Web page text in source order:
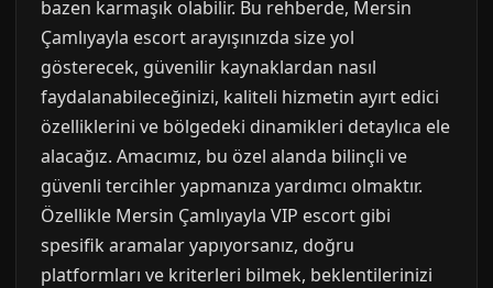
bazen karmaşık olabilir. Bu rehberde, Mersin
Çamlıyayla escort arayışınızda size yol
gösterecek, güvenilir kaynaklardan nasıl
faydalanabileceğinizi, kaliteli hizmetin ayırt edici
özelliklerini ve bölgedeki dinamikleri detaylıca ele
alacağız. Amacımız, bu özel alanda bilinçli ve
güvenli tercihler yapmanıza yardımcı olmaktır.
Özellikle Mersin Çamlıyayla VIP escort gibi
spesifik aramalar yapıyorsanız, doğru
platformları ve kriterleri bilmek, beklentilerinizi